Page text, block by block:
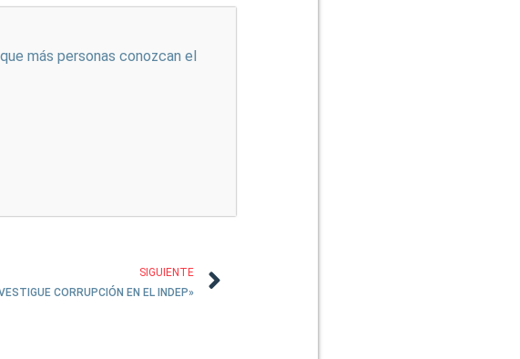
más personas conozcan el
SIGUIENTE
CORRUPCIÓN EN EL INDEP»